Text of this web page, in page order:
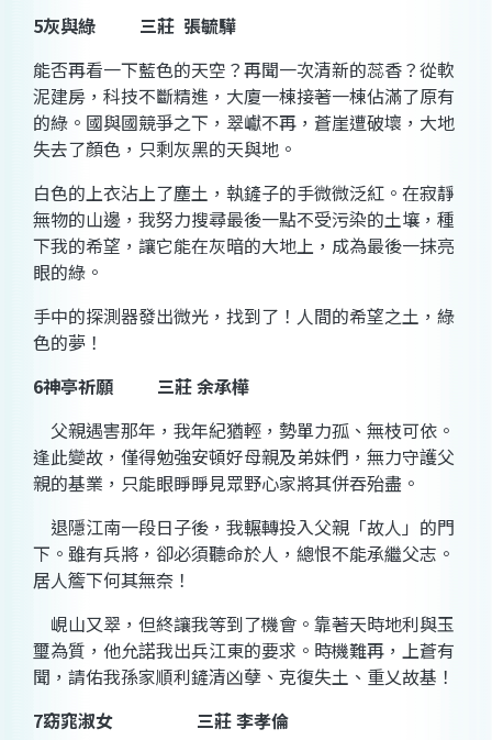
5灰與綠 三莊 張毓驊
能否再看一下藍色的天空？再聞一次清新的蕊香？從軟
泥建房，科技不斷精進，大廈一棟接著一棟佔滿了原有
的綠。國與國競爭之下， 翠巘不再， 蒼崖遭破壞，大地
失去了顏色，只剩灰黑的天與地。
白色的上衣沾上了塵土，執鏟子的手微微泛紅 。在寂靜
無物的山邊，我努力搜尋最後一點不受污染的土壤，種
下我的希望，讓它能在灰暗的大地上，成為最後一抹亮
眼的綠。
手中的探測器發出微光，找到了！人間的希望之土，綠
色的夢！
6神亭祈願
三莊 余承樺
父親遇害那年，我年紀猶輕，勢單力孤、無枝可依。
逢此變故，僅得勉強安頓好母親及弟妹們，無力守護父
親的基業，只能眼睜睜見眾野心家將其併吞殆盡。
退隱江南一段日子後，我輾轉投入父親「故人」的門
下。雖有兵將，卻必須聽命於人，總恨不能承繼父志。
居人簷下何其無奈！
峴山又翠 ，但終讓我等到了機會。靠著天時地利與玉
璽為質，他允諾我出兵江東的要求。時機難再，上蒼有
聞 ，請佑我孫家順利鏟清凶孽 、克復失土、重乂故基！
7窈窕淑女
三莊 李孝倫